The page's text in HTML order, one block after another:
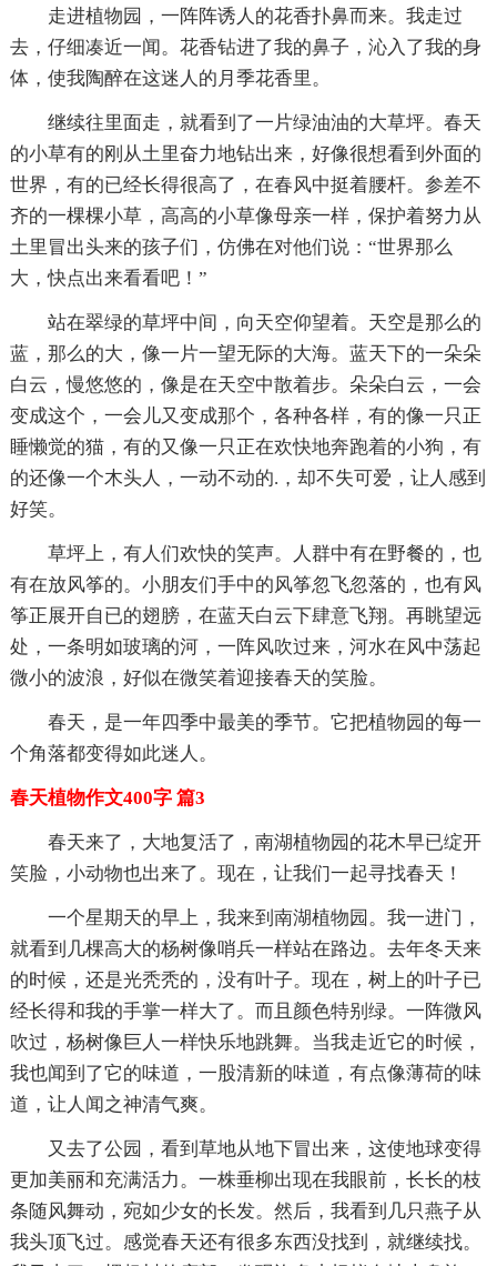
走进植物园，一阵阵诱人的花香扑鼻而来。我走过
去，仔细凑近一闻。花香钻进了我的鼻子，沁入了我的身
体，使我陶醉在这迷人的月季花香里。
继续往里面走，就看到了一片绿油油的大草坪。春天
的小草有的刚从土里奋力地钻出来，好像很想看到外面的
世界，有的已经长得很高了，在春风中挺着腰杆。参差不
齐的一棵棵小草，高高的小草像母亲一样，保护着努力从
土里冒出头来的孩子们，仿佛在对他们说：“世界那么
大，快点出来看看吧！”
站在翠绿的草坪中间，向天空仰望着。天空是那么的
蓝，那么的大，像一片一望无际的大海。蓝天下的一朵朵
白云，慢悠悠的，像是在天空中散着步。朵朵白云，一会
变成这个，一会儿又变成那个，各种各样，有的像一只正
睡懒觉的猫，有的又像一只正在欢快地奔跑着的小狗，有
的还像一个木头人，一动不动的.，却不失可爱，让人感到
好笑。
草坪上，有人们欢快的笑声。人群中有在野餐的，也
有在放风筝的。小朋友们手中的风筝忽飞忽落的，也有风
筝正展开自已的翅膀，在蓝天白云下肆意飞翔。再眺望远
处，一条明如玻璃的河，一阵风吹过来，河水在风中荡起
微小的波浪，好似在微笑着迎接春天的笑脸。
春天，是一年四季中最美的季节。它把植物园的每一
个角落都变得如此迷人。
春天植物作文400字 篇3
春天来了，大地复活了，南湖植物园的花木早已绽开
笑脸，小动物也出来了。现在，让我们一起寻找春天！
一个星期天的早上，我来到南湖植物园。我一进门，
就看到几棵高大的杨树像哨兵一样站在路边。去年冬天来
的时候，还是光秃秃的，没有叶子。现在，树上的叶子已
经长得和我的手掌一样大了。而且颜色特别绿。一阵微风
吹过，杨树像巨人一样快乐地跳舞。当我走近它的时候，
我也闻到了它的味道，一股清新的味道，有点像薄荷的味
道，让人闻之神清气爽。
又去了公园，看到草地从地下冒出来，这使地球变得
更加美丽和充满活力。一株垂柳出现在我眼前，长长的枝
条随风舞动，宛如少女的长发。然后，我看到几只燕子从
我头顶飞过。感觉春天还有很多东西没找到，就继续找。